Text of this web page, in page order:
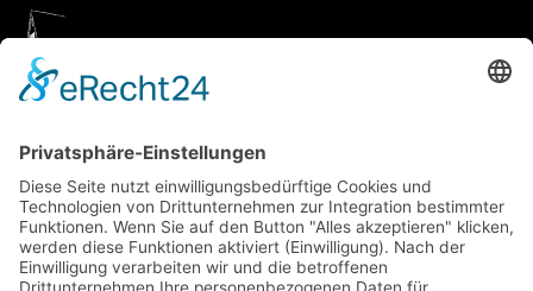
Anfahrt über Google Maps
Geigenbauatelier Ulm GmbH
Auf dem Kreuz 4
89073 Ulm